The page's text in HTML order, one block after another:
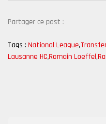
Partager ce post :
Tags : National League,
Lausanne HC,Romain Loeffel,